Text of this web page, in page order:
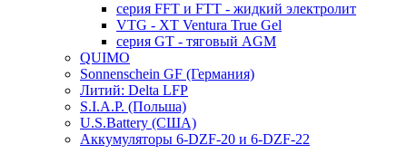
серия FFT и FTT - жидкий электролит
VTG - XT Ventura True Gel
серия GT - тяговый AGM
QUIMO
Sonnenschein GF (Германия)
Литий: Delta LFP
S.I.A.P. (Польша)
U.S.Battery (США)
Аккумуляторы 6-DZF-20 и 6-DZF-22